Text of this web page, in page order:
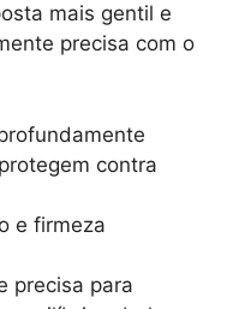
mais gentil e
precisa com o
contra
e firmeza
precisa para